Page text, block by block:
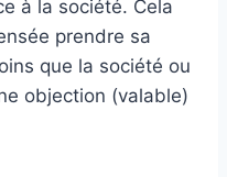
à la société. Cela
prendre sa
que la société ou
objection (valable)